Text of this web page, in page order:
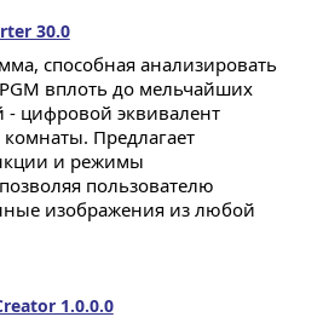
30.0
способная анализировать
вплоть до мельчайших
- цифровой эквивалент
Предлагает
и режимы
пользователю
изображения из любой
1.0.0.0